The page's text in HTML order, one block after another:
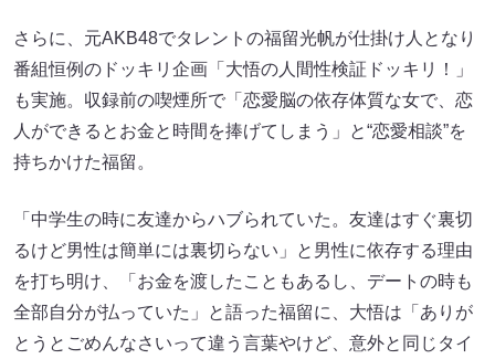
さらに、元AKB48でタレントの福留光帆が仕掛け人となり
番組恒例のドッキリ企画「大悟の人間性検証ドッキリ！」
も実施。収録前の喫煙所で「恋愛脳の依存体質な女で、恋
人ができるとお金と時間を捧げてしまう」と“恋愛相談”を
持ちかけた福留。
「中学生の時に友達からハブられていた。友達はすぐ裏切
るけど男性は簡単には裏切らない」と男性に依存する理由
を打ち明け、「お金を渡したこともあるし、デートの時も
全部自分が払っていた」と語った福留に、大悟は「ありが
とうとごめんなさいって違う言葉やけど、意外と同じタイ